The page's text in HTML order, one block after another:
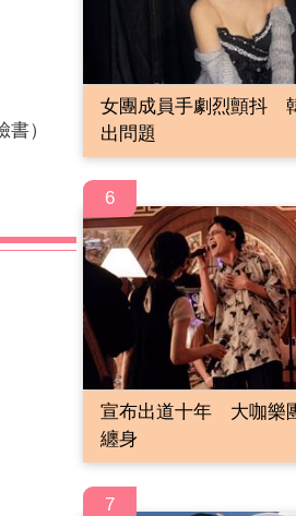
）
女團成員手劇烈顫抖
出問題
6
宣布出道十年 大咖樂
纏身
7